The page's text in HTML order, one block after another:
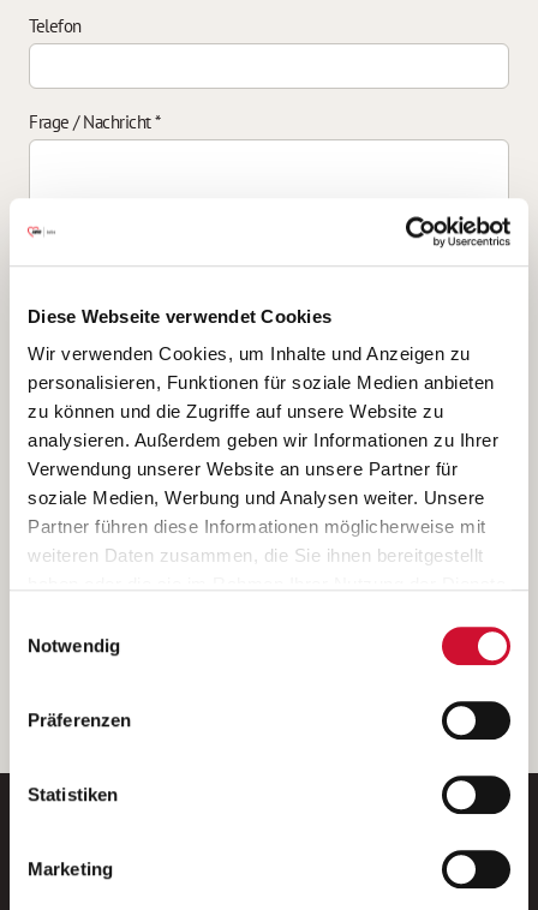
Diese Webseite verwendet Cookies
Wir verwenden Cookies, um Inhalte und Anzeigen zu
personalisieren, Funktionen für soziale Medien anbieten
zu können und die Zugriffe auf unsere Website zu
analysieren. Außerdem geben wir Informationen zu Ihrer
Verwendung unserer Website an unsere Partner für
soziale Medien, Werbung und Analysen weiter. Unsere
Partner führen diese Informationen möglicherweise mit
weiteren Daten zusammen, die Sie ihnen bereitgestellt
Wenn Sie auf „Cookies zulassen“ klicken, so stimmen
Sie der Speicherung sämtlicher Cookies zu. Sie können
Ihre Einwilligung selbstverständlich jederzeit widerrufen,
indem Sie die Cookie-Einstellungen aufrufen und diese
unserer
Notwendig
Präferenzen
Statistiken
Marketing
Telefon
Frage / Nachricht*
Ich bin damit einverstanden, dass meine personenbezogenen Daten
ausschließlich zum Zweck der Durchführung der Kontaktanfrage
verarbeitet, auf IT- Systemen der Garitz Bewirtschaftungsbetriebe
GmbH, Heinrich-von-Kleist-Straße 2, 97688 Bad Kissingen
(Betreiber) gespeichert und an die für das Stellenangebot
verantwortliche Stelle zur Kontaktaufnahme weitergegeben
werden.
Diese Einwilligungserklärung kann ich jederzeit gegenüber dem
Weitere Details können Sie der
entnehmen.